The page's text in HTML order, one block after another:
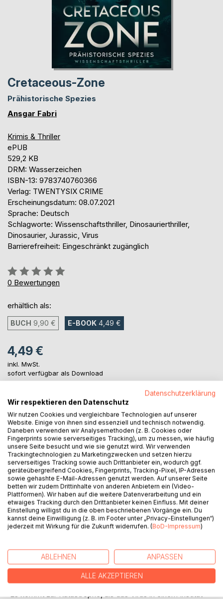
Cretaceous-Zone
Prähistorische Spezies
Ansgar Fabri
Krimis & Thriller
ePUB
529,2 KB
DRM: Wasserzeichen
ISBN-13: 9783740760366
Verlag: TWENTYSIX CRIME
Erscheinungsdatum: 08.07.2021
Sprache: Deutsch
Schlagworte: Wissenschaftsthriller, Dinosaurierthriller,
Dinosaurier, Jurassic, Virus
Barrierefreiheit: Eingeschränkt zugänglich
Bewertung::
0%
0 Bewertungen
erhältlich als:
BUCH 9,90 € E-BOOK 4,49 €
4,49 €
inkl. MwSt.
sofort verfügbar als Download
IN DEN WARENKORB
Auf die Merkliste
Titel bewerten
BESCHREIBUNG
Ein Virus befällt Tiere und aktiviert dabei uralte Gene. Es
baut die DNA um und gleicht sie so der DNA verwandter
oder ähnlicher Spezies an - selbst längst ausgestorbener.
Datenschutzerklärung
Wir respektieren den Datenschutz
Wir nutzen Cookies und vergleichbare Technologien auf unserer
Website. Einige von ihnen sind essenziell und technisch notwendig.
Daneben verwenden wir Analysemethoden (z. B. Cookies oder
Fingerprints sowie serverseitiges Tracking), um zu messen, wie häufig
unsere Seite besucht und wie sie genutzt wird. Wir verwenden
Trackingtechnologien zu Marketingzwecken und setzen hierzu
serverseitiges Tracking sowie auch Drittanbieter ein, wodurch ggf.
geräteübergreifend Cookies, Fingerprints, Tracking-Pixel, IP-Adressen
sowie gehashte E-Mail-Adressen genutzt werden. Auf unserer Seite
betten wir zudem Drittinhalte von anderen Anbietern ein (Video-
Plattformen). Wir haben auf die weitere Datenverarbeitung und ein
etwaiges Tracking durch den Drittanbieter keinen Einfluss. Mit deiner
Einstellung willigst du in die oben beschriebenen Vorgänge ein. Du
kannst deine Einwilligung (z. B. im Footer unter „Privacy-Einstellungen“)
jederzeit mit Wirkung für die Zukunft widerrufen. (BoD-Impressum)
ABLEHNEN ANPASSEN
ALLE AKZEPTIEREN